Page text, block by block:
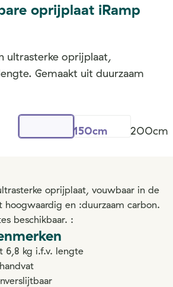
oprijplaat iRamp
ultrasterke oprijplaat,
Gemaakt uit duurzaam
150cm 200cm
oprijplaat, vouwbaar in de
hoogwaardig en :duurzaam carbon.
beschikbaar. :
6,8 kg i.f.v. lengte